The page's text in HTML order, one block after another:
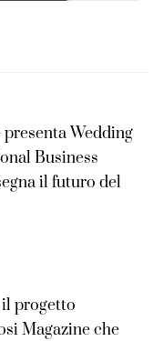
Wedding
Business
il futuro del
progetto
Magazine che